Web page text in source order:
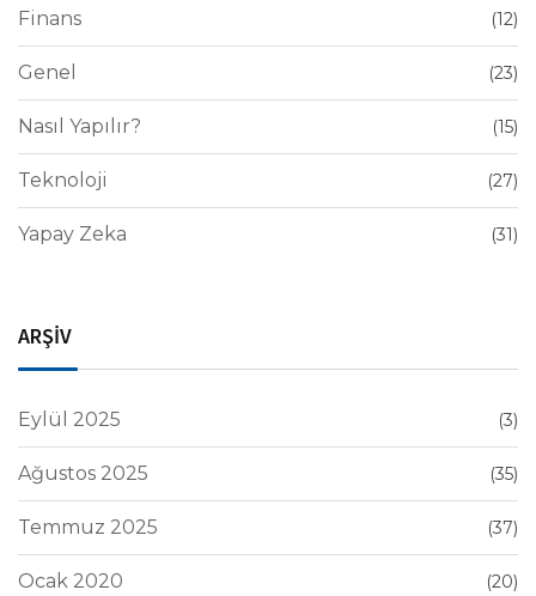
Finans (12)
Genel (23)
Nasıl Yapılır? (15)
Teknoloji (27)
Yapay Zeka (31)
ARŞİV
Eylül 2025 (3)
Ağustos 2025 (35)
Temmuz 2025 (37)
Ocak 2020 (20)